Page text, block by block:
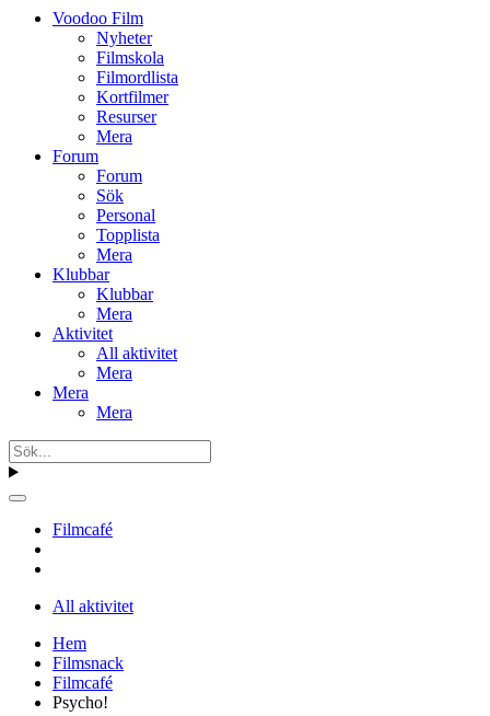
Voodoo Film
Nyheter
Filmskola
Filmordlista
Kortfilmer
Resurser
Mera
Forum
Forum
Sök
Personal
Topplista
Mera
Klubbar
Klubbar
Mera
Aktivitet
All aktivitet
Mera
Mera
Mera
Filmcafé
All aktivitet
Hem
Filmsnack
Filmcafé
Psycho!